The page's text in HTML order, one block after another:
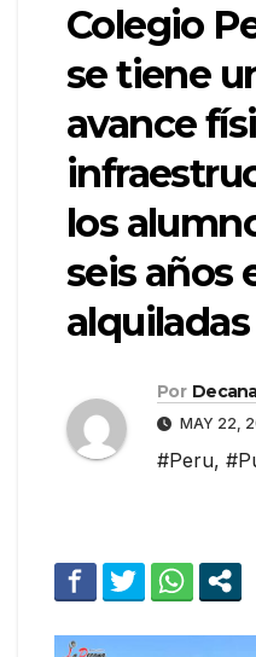
Colegio
se tiene
avance
los
seis años
alquiladas
Por
MAY 22,
#Peru,